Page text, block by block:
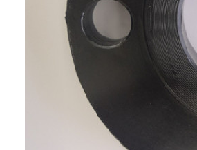
SOUMETTRE